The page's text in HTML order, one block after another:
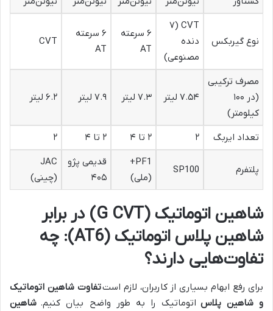
نوع گیربکس
CVT (۷
دنده
مصنوعی)
۶ سرعته
AT
۶ سرعته
AT
CVT
مصرف ترکیبی
(در ۱۰۰
کیلومتر)
۷.۵۴ لیتر ۷.۳ لیتر ۷.۹ لیتر ۶.۲ لیتر
تعداد ایربگ ۲ ۲ تا ۴ ۲ تا ۴ ۲
پلتفرم SP100
PF1+
(ملی)
قدیمی پژو
۴۰۵
JAC
(چینی)
شاهین اتوماتیک (G CVT) در برابر
شاهین پلاس اتوماتیک (AT6): چه
تفاوت‌هایی دارند؟
برای رفع ابهام بسیاری از کاربران، لازم استتفاوت شاهین اتوماتیک
و شاهین پلاس اتوماتیک را به طور واضح بیان کنیم. شاهین